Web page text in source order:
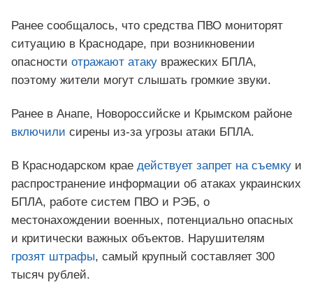
Ранее сообщалось, что средства ПВО мониторят
ситуацию в Краснодаре, при возникновении
опасности отражают атаку вражеских БПЛА,
поэтому жители могут слышать громкие звуки.
Ранее в Анапе, Новороссийске и Крымском районе
включили сирены из-за угрозы атаки БПЛА.
В Краснодарском крае действует запрет на съемку и
распространение информации об атаках украинских
БПЛА, работе систем ПВО и РЭБ, о
местонахождении военных, потенциально опасных
и критически важных объектов. Нарушителям
грозят штрафы, самый крупный составляет 300
тысяч рублей.